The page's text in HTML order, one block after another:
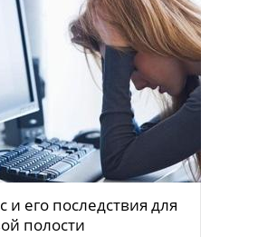
и его последствия для
полости